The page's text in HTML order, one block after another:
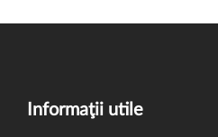
Informaţii utile